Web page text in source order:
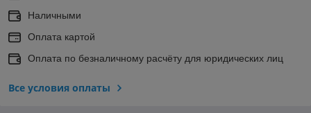
Наличными
Оплата картой
Оплата по безналичному расчёту для юридических лиц
Все условия оплаты